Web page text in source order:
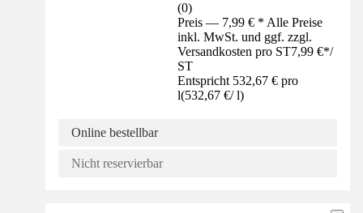
(0)
Preis — 7,99 € * Alle Preise
inkl. MwSt. und ggf. zzgl.
Versandkosten pro ST7,99 €*/
ST
Entspricht 532,67 € pro
l(532,67 €/ l)
Online bestellbar
Nicht reservierbar